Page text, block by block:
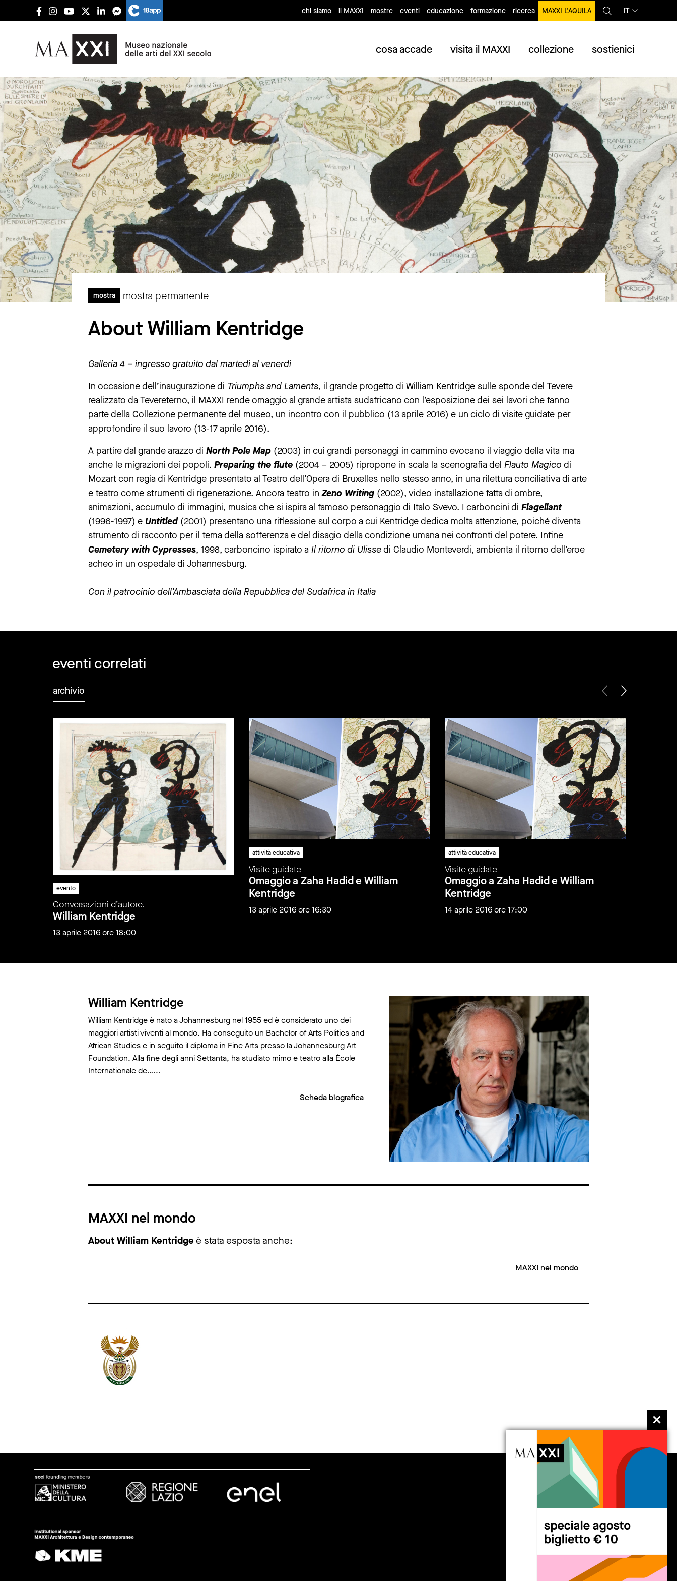
chi siamo il MAXXI mostre eventi educazione formazione ricerca MAXXI L’AQUILA IT
cosa accade visita il MAXXI collezione sostienici
mostra mostra permanente
About William Kentridge
Galleria 4 – ingresso gratuito dal martedì al venerdì
In occasione dell’inaugurazione di Triumphs and Laments, il grande progetto di William Kentridge sulle sponde del Tevere
realizzato da Tevereterno, il MAXXI rende omaggio al grande artista sudafricano con l’esposizione dei sei lavori che fanno
parte della Collezione permanente del museo, un incontro con il pubblico (13 aprile 2016) e un ciclo divisite guidate per
approfondire il suo lavoro (13-17 aprile 2016).
A partire dal grande arazzo diNorth Pole Map (2003) in cui grandi personaggi in cammino evocano il viaggio della vita ma
anche le migrazioni dei popoli.Preparing the flute (2004 – 2005) ripropone in scala la scenografia delFlauto Magico di
Mozart con regia di Kentridge presentato al Teatro dell’Opera di Bruxelles nello stesso anno, in una rilettura conciliativa di arte
e teatro come strumenti di rigenerazione. Ancora teatro inZeno Writing (2002), video installazione fatta di ombre,
animazioni, accumulo di immagini, musica che si ispira al famoso personaggio di Italo Svevo. I carboncini diFlagellant
(1996-1997) e Untitled (2001) presentano una riflessione sul corpo a cui Kentridge dedica molta attenzione, poiché diventa
strumento di racconto per il tema della sofferenza e del disagio della condizione umana nei confronti del potere. Infine
Cemetery with Cypresses, 1998, carboncino ispirato aIl ritorno di Ulissedi Claudio Monteverdi, ambienta il ritorno dell’eroe
acheo in un ospedale di Johannesburg.
Con il patrocinio dell’Ambasciata della Repubblica del Sudafrica in Italia
eventi correlati
archivio
evento
Conversazioni d’autore.
William Kentridge
13 aprile 2016 ore 18:00
attività educativa
Visite guidate
Omaggio a Zaha Hadid e William
Kentridge
13 aprile 2016 ore 16:30
attività educativa
Visite guidate
Omaggio a Zaha Hadid e William
Kentridge
14 aprile 2016 ore 17:00
Scheda biografica
William Kentridge
William Kentridge è nato a Johannesburg nel 1955 ed è considerato uno dei
maggiori artisti viventi al mondo. Ha conseguito un Bachelor of Arts Politics and
African Studies e in seguito il diploma in Fine Arts presso la Johannesburg Art
Foundation. Alla fine degli anni Settanta, ha studiato mimo e teatro alla École
Internationale de…
Scheda biografica
MAXXI nel mondo
About William Kentridge è stata esposta anche:
MAXXI nel mondo
seguici